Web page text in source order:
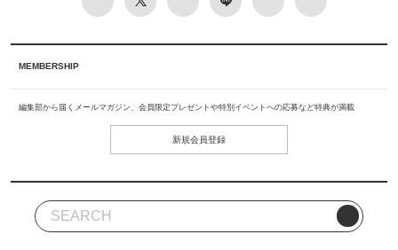
MEMBERSHIP
編集部から届くメールマガジン、会員限定プレゼントや特別イベントへの応募など特典が満載
新規会員登録